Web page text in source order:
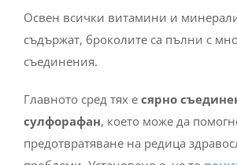
Освен всички витамини и
съдържат, броколите са пълни с
съединения.
Главното сред тях е сярно
сулфорафан, което може да
предотвратяване на редица